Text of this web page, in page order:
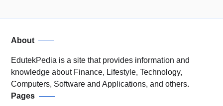
About
EdutekPedia is a site that provides information and
knowledge about Finance, Lifestyle, Technology,
Computers, Software and Applications, and others.
Pages